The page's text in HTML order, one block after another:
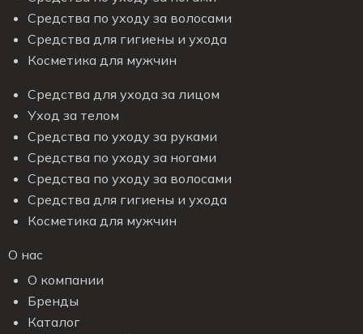
Средства по уходу за волосами
Средства для гигиены и ухода
Косметика для мужчин
Средства для ухода за лицом
Уход за телом
Средства по уходу за руками
Средства по уходу за ногами
Средства по уходу за волосами
Средства для гигиены и ухода
Косметика для мужчин
О нас
О компании
Бренды
Каталог